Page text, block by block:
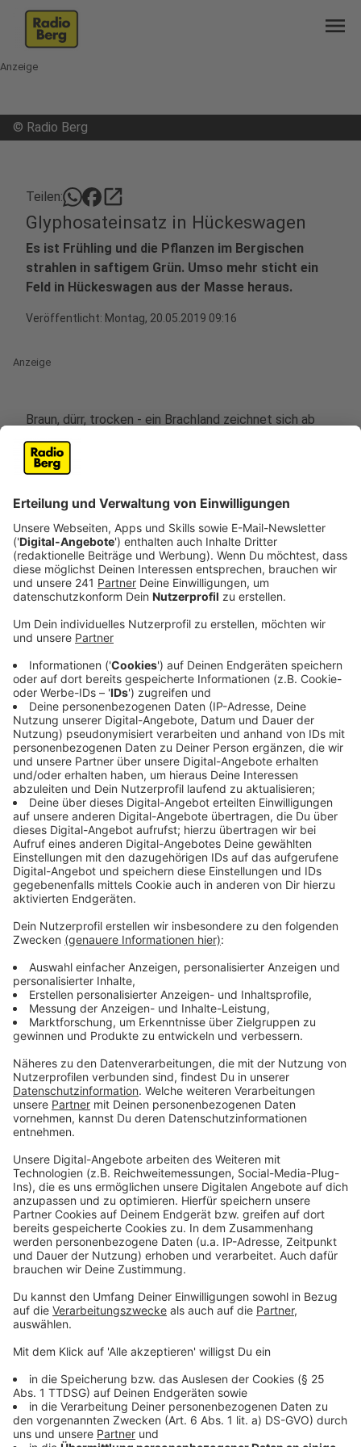
menu
Anzeige
© Radio Berg
Teilen: open_in_new
Glyphosateinsatz in Hückeswagen
Es ist Frühling und die Pflanzen im Bergischen
strahlen in saftigem Grün. Umso mehr sticht ein
Feld in Hückeswagen aus der Masse heraus.
Veröffentlicht: Montag, 20.05.2019 09:16
Anzeige
Braun, dürr, trocken - ein Brachland zeichnet sich ab
zwischen Hückeswagen-Straßweg und Wickesberg.
Ringsum grün, und dann das. Auf dem Feld möchte der
Landwirt Mais pflanzen, sagte er uns. Um es dafür
vorzubereiten hat er Glyphosat (von Monsanto, jetzt
Bayer) gespritzt. Das umstrittene
Unkrautvernichtungsmittel ist ein sogenanntes
"Totalherbizid".Das Mittel wirkt "nicht-selektiv" gegen
Pflanzen, heißt: Alle damit behandelten Pflanzen
sterben.
Anzeige
Ganz legal
Anzeige
Wer sich jetzt aufregt, sollte sich über mehrere
Ebenen aufregen, auch über die EU: Solch ein Einsatz
von Glyphosat ist schlichtweglegal in Europa.
Glyphosat, das hoch umstrittene
Unkrautvernichtungsmittel, steht im Verdacht,
krebserregend zu sein. Die EU-Kommission hat die
Zulassung des Pestizids erst 2017 aber um fünf Jahre
Ab Dezember diesen Jahres muss sie Glyphosat neu
prüfen, um eine Verlängerung nach 2022 möglich zu
machen.
18 Mitgliedstaaten sollen für den Vorschlag der
Kommission für eine Verlängerung um fünf Jahre
gestimmt haben, nur neun dagegen, eine Enthaltung.
Auch Deutschland hatte für die weitere Zulassung
gestimmt.
Anzeige
"Dann sieht man mal, was passiert"
Anzeige
Viele von uns pflanzen Blühpflanzen im Garten oder auf
sieht das genaue Gegenteil auf Hunderten Hektar
erschreckend aus, sagt auch Uwe Hoffmann vom Nabu
Oberberg: "Man nimmt es so als selbstverständlich
wahr, dass wir in einer grünen Oase leben. Und wenn
dann mal diese grüne Oase tot ist, und man sieht das
mal auf einer großen Fläche - dann sieht man mal, was
passiert."